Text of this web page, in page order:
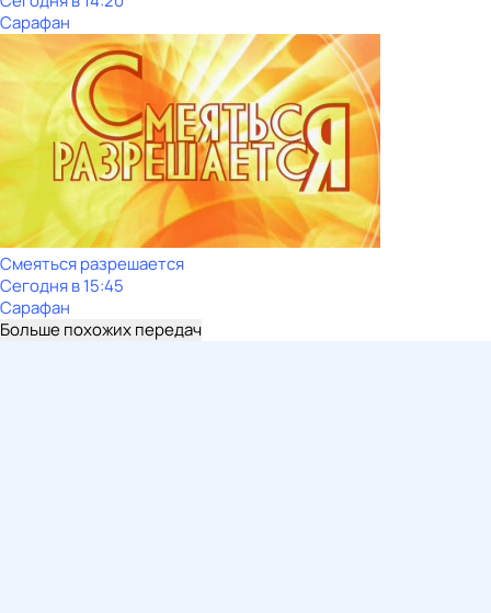
Сарафан
Смеяться разрешается
Сегодня в 15:45
Сарафан
Больше похожих передач